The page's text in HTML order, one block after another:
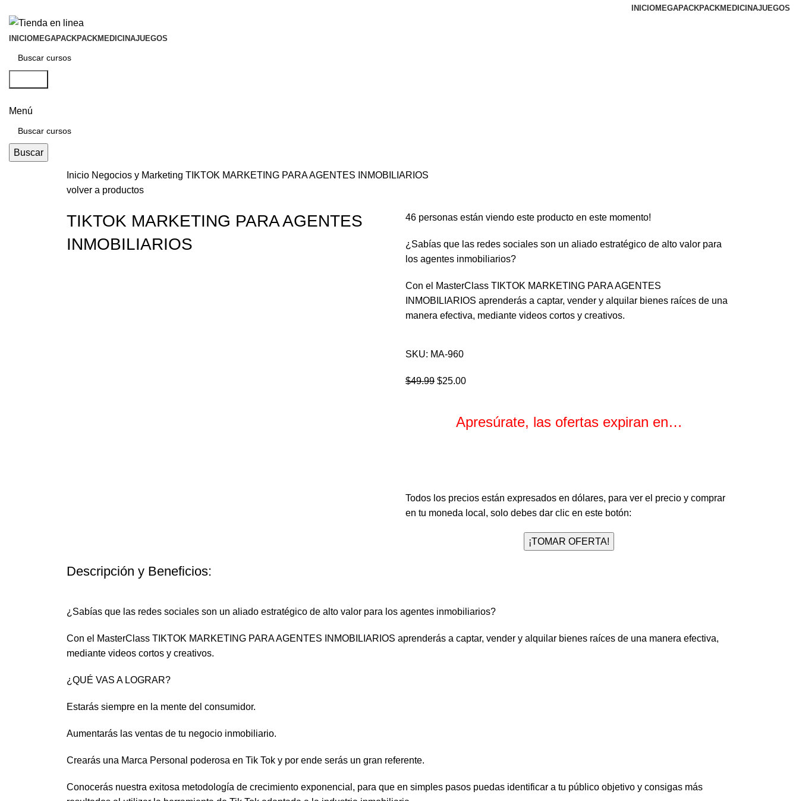
INICIOMEGAPACKPACKMEDICINAJUEGOS
INICIOMEGAPACKPACKMEDICINAJUEGOS
Menú
Buscar
Inicio Negocios y Marketing TIKTOK MARKETING PARA AGENTES INMOBILIARIOS
volver a productos
TIKTOK MARKETING PARA AGENTES
INMOBILIARIOS
46 personas están viendo este producto en este momento!
¿Sabías que las redes sociales son un aliado estratégico de alto valor para
los agentes inmobiliarios?
Con el MasterClass TIKTOK MARKETING PARA AGENTES
INMOBILIARIOS aprenderás a captar, vender y alquilar bienes raíces de una
manera efectiva, mediante videos cortos y creativos.
SKU: MA-960
$49.99 $25.00
Apresúrate, las ofertas expiran en…
Todos los precios están expresados en dólares, para ver el precio y comprar
en tu moneda local, solo debes dar clic en este botón:
¡TOMAR OFERTA!
Descripción y Beneficios:
¿Sabías que las redes sociales son un aliado estratégico de alto valor para los agentes inmobiliarios?
Con el MasterClass TIKTOK MARKETING PARA AGENTES INMOBILIARIOS aprenderás a captar, vender y alquilar bienes raíces de una manera efectiva,
mediante videos cortos y creativos.
¿QUÉ VAS A LOGRAR?
Estarás siempre en la mente del consumidor.
Aumentarás las ventas de tu negocio inmobiliario.
Crearás una Marca Personal poderosa en Tik Tok y por ende serás un gran referente.
Conocerás nuestra exitosa metodología de crecimiento exponencial, para que en simples pasos puedas identificar a tu público objetivo y consigas más